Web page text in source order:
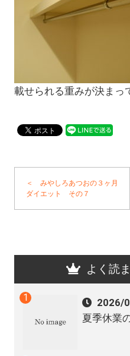
載せられる重みが決まっ
＜ みやしろあつおの３ヶ月
ダイエット その７
よく読
2026/
夏季休業